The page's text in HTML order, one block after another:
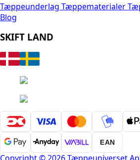
Tæppeunderlag Tæppematerialer
Blog
SKIFT LAND
EAN